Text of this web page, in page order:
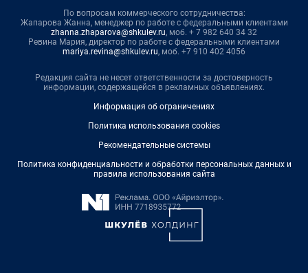
По вопросам коммерческого сотрудничества:
Жапарова Жанна, менеджер по работе с федеральными клиентами
zhanna.zhaparova@shkulev.ru, моб. + 7 982 640 34 32
Ревина Мария, директор по работе с федеральными клиентами
mariya.revina@shkulev.ru, моб. +7 910 402 4056
Редакция сайта не несет ответственности за достоверность
информации, содержащейся в рекламных объявлениях.
Информация об ограничениях
Политика использования cookies
Рекомендательные системы
Политика конфиденциальности и обработки персональных данных и
правила использования сайта